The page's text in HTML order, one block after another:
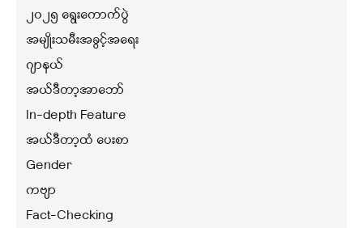
၂၀၂၅ ရွေးကောက်ပွဲ
အမျိုးသမီးအခွင့်အရေး
ဂျာနယ်
အယ်ဒီတာ့အာဘော်
In-depth Feature
အယ်ဒီတာ့ထံ ပေးစာ
Gender
ကဗျာ
Fact-Checking